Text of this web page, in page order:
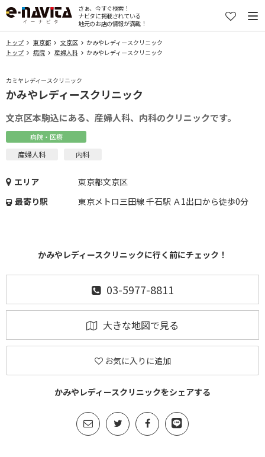
さぁ、今すぐ検索！
ナビタに掲載されている
地元のお店の情報が満載！
トップ 東京都 文京区
かみやレディースクリニック
トップ
病院 産婦人科 かみやレディースクリニック
カミヤレディースクリニック
かみやレディースクリニック
文京区本駒込にある、産婦人科、内科のクリニックです。
病院・医療
産婦人科 内科
エリア
東京都文京区
最寄り駅
東京メトロ三田線 千石駅 Ａ1出口から徒歩0分
かみやレディースクリニックに行く前にチェック！
03-5977-8811
大きな地図で見る
お気に入りに追加
かみやレディースクリニックをシェアする